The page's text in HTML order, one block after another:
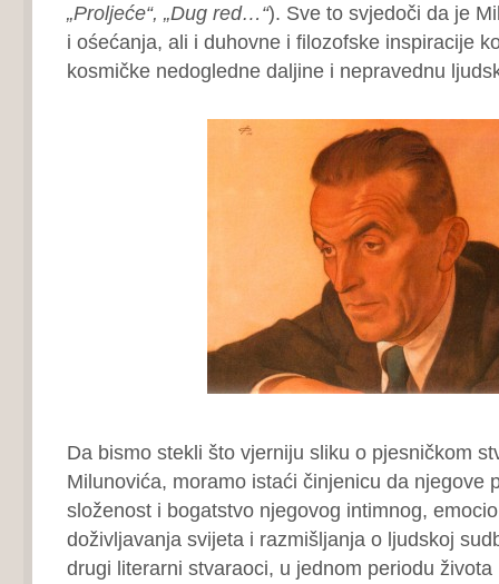
„Proljeće“, „Dug red…“). Sve to svjedoči da je
i ośećanja, ali i duhovne i filozofske inspiracije
kosmičke nedogledne daljine i nepravednu
Da bismo stekli što vjerniju sliku o pjesničkom
Milunovića, moramo istaći činjenicu da njegove
složenost i bogatstvo njegovog intimnog,
doživljavanja svijeta i razmišljanja o ljudskoj
drugi literarni stvaraoci, u jednom periodu života